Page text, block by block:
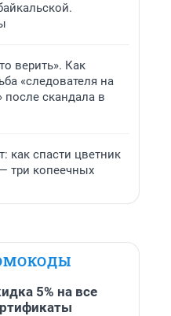
верить». Как
«следователя на
после скандала в
как спасти цветник
три копеечных
5% на все